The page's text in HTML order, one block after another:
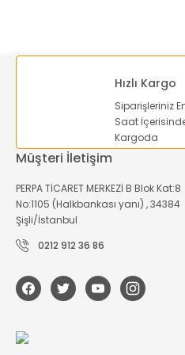
Hızlı Kargo
Siparişleriniz
Saat
Kargoda
Müşteri İletişim
PERPA TİCARET MERKEZİ B Blok Kat:8
No:1105 (Halkbankası yanı) , 34384
Şişli/İstanbul
0212 912 36 86